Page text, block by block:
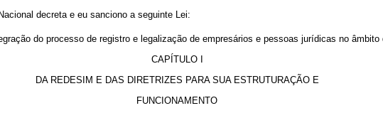
decreta e eu sanciono a seguinte Lei:
do processo de registro e legalização de empresários e pessoas jurídicas no
CAPÍTULO I
DA REDESIM E DAS DIRETRIZES PARA SUA ESTRUTURAÇÃO E
FUNCIONAMENTO